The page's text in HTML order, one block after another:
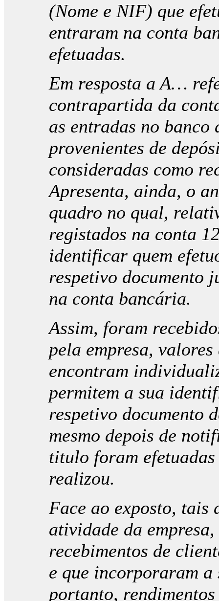
(Nome e NIF) que
entraram na conta
efetuadas.
Em resposta a A…
contrapartida da
as entradas no banco
provenientes de
consideradas como
Apresenta, ainda, o
quadro no qual,
registados na conta
identificar quem
respetivo documento
na conta bancária.
Assim, foram
pela empresa,
encontram
permitem a sua
respetivo documento
mesmo depois de
titulo foram efetuadas
realizou.
Face ao exposto, tais
atividade da
recebimentos de
e que incorporaram
portanto,